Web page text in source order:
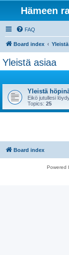
Hämeen
FAQ
Board index
Yleistä asiaa
Yleistä
Eikö jutullesi
Topics: 25
Board index
Powered